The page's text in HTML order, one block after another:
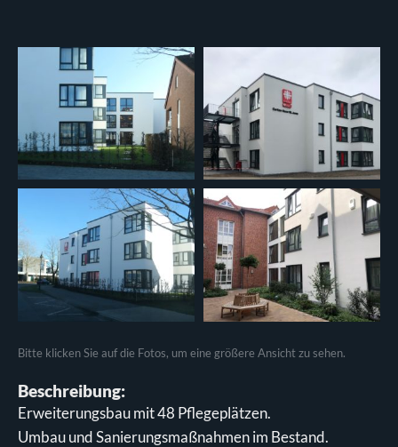
Bitte klicken Sie auf die Fotos, um eine größere Ansicht zu sehen.
Beschreibung:
Erweiterungsbau mit 48 Pflegeplätzen.
Umbau und Sanierungsmaßnahmen im Bestand.